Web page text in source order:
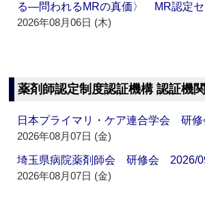
る―問われるMRの真価〉 MR認定セ
2026年08月06日 (木)
薬剤師認定制度認証機構 認証機
日本プライマリ・ケア連合学会 研
2026年08月07日 (金)
埼玉県病院薬剤師会 研修会 2026/
2026年08月07日 (金)